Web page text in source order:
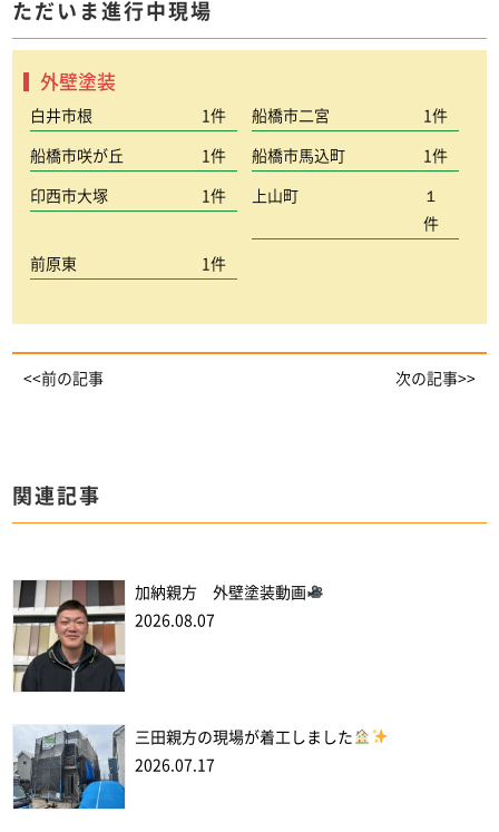
ただいま進行中現場
外壁塗装
白井市根 1件 船橋市二宮 1件
船橋市咲が丘 1件 船橋市馬込町 1件
印西市大塚 1件 上山町
１
件
前原東 1件
<<前の記事 次の記事>>
関連記事
加納親方 外壁塗装動画
2026.08.07
三田親方の現場が着工しました
2026.07.17